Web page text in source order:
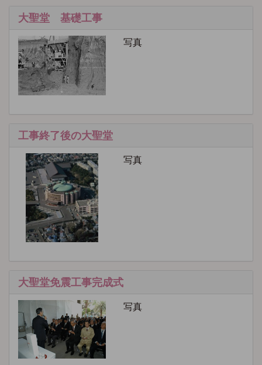
大聖堂 基礎工事
写真
工事終了後の大聖堂
写真
大聖堂免震工事完成式
写真